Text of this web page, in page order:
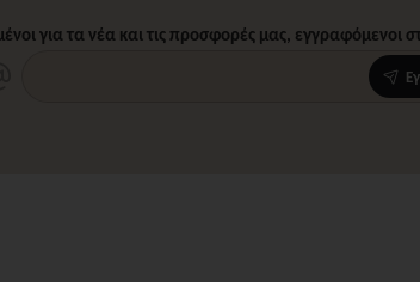
για τα νέα και τις προσφορές μας, εγγραφόμενοι